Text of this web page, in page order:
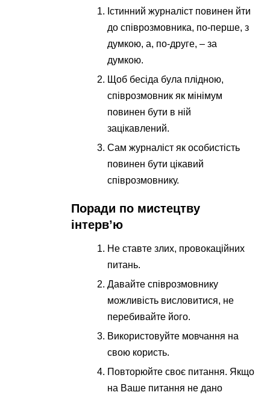
Істинний журналіст повинен йти
до співрозмовника, по-перше, з
думкою, а, по-друге, – за
думкою.
Щоб бесіда була плідною,
співрозмовник як мінімум
повинен бути в ній
зацікавлений.
Сам журналіст як особистість
повинен бути цікавий
співрозмовнику.
Поради по мистецтву
інтерв’ю
Не ставте злих, провокаційних
питань.
Давайте співрозмовнику
можливість висловитися, не
перебивайте його.
Використовуйте мовчання на
свою користь.
Повторюйте своє питання. Якщо
на Ваше питання не дано